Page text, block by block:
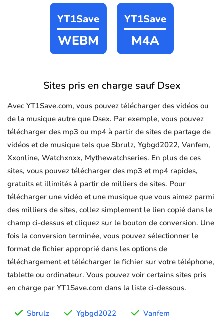
YT1Save
WEBM
YT1Save
M4A
Sites pris en charge sauf Dsex
Avec YT1Save.com, vous pouvez télécharger des vidéos ou
de la musique autre que Dsex. Par exemple, vous pouvez
télécharger des mp3 ou mp4 à partir de sites de partage de
vidéos et de musique tels que Sbrulz, Ygbgd2022, Vanfem,
Xxonline, Watchxnxx, Mythewatchseries. En plus de ces
sites, vous pouvez télécharger des mp3 et mp4 rapides,
gratuits et illimités à partir de milliers de sites. Pour
télécharger une vidéo et une musique que vous aimez parmi
des milliers de sites, collez simplement le lien copié dans le
champ ci-dessus et cliquez sur le bouton de conversion. Une
fois la conversion terminée, vous pouvez sélectionner le
format de fichier approprié dans les options de
téléchargement et télécharger le fichier sur votre téléphone,
tablette ou ordinateur. Vous pouvez voir certains sites pris
en charge par YT1Save.com dans la liste ci-dessous.
Sbrulz Ygbgd2022 Vanfem